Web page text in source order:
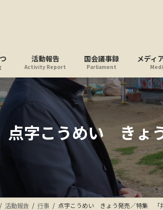
活動報告
Activity Report
国会議事録
Parliament
メディ
点字こうめい きょ
活動報告 行事 点字こうめい きょう発売／特集 「